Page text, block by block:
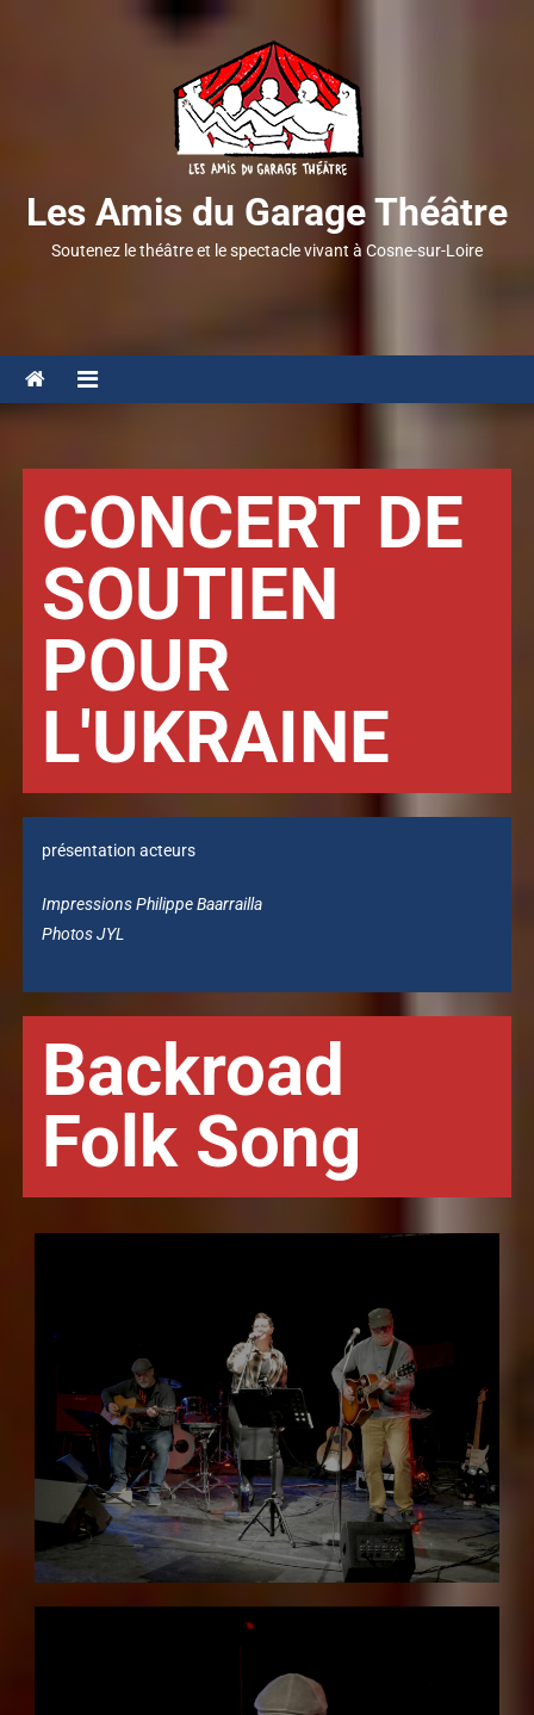
Les Amis du Garage Théâtre
Soutenez le théâtre et le spectacle vivant à Cosne-sur-Loire
CONCERT DE
SOUTIEN
POUR
L'UKRAINE
présentation acteurs
Impressions Philippe Baarrailla
Photos JYL
Backroad
Folk Song